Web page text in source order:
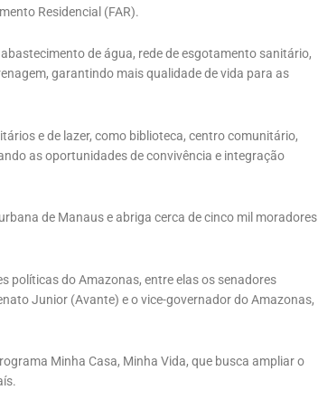
Residencial (FAR).
de água, rede de esgotamento sanitário,
garantindo mais qualidade de vida para as
e de lazer, como biblioteca, centro comunitário,
as oportunidades de convivência e integração
de Manaus e abriga cerca de cinco mil moradores
políticas do Amazonas, entre elas os senadores
Junior (Avante) e o vice-governador do Amazonas,
Minha Casa, Minha Vida, que busca ampliar o